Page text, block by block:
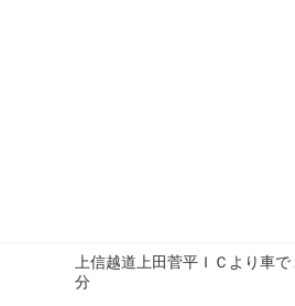
上信越道上田菅平ＩＣより車
分